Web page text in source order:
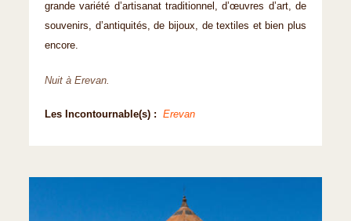
grande variété d’artisanat traditionnel, d’œuvres d’art, de
souvenirs, d’antiquités, de bijoux, de textiles et bien plus
encore.
Nuit à Erevan.
Les Incontournable(s) : Erevan